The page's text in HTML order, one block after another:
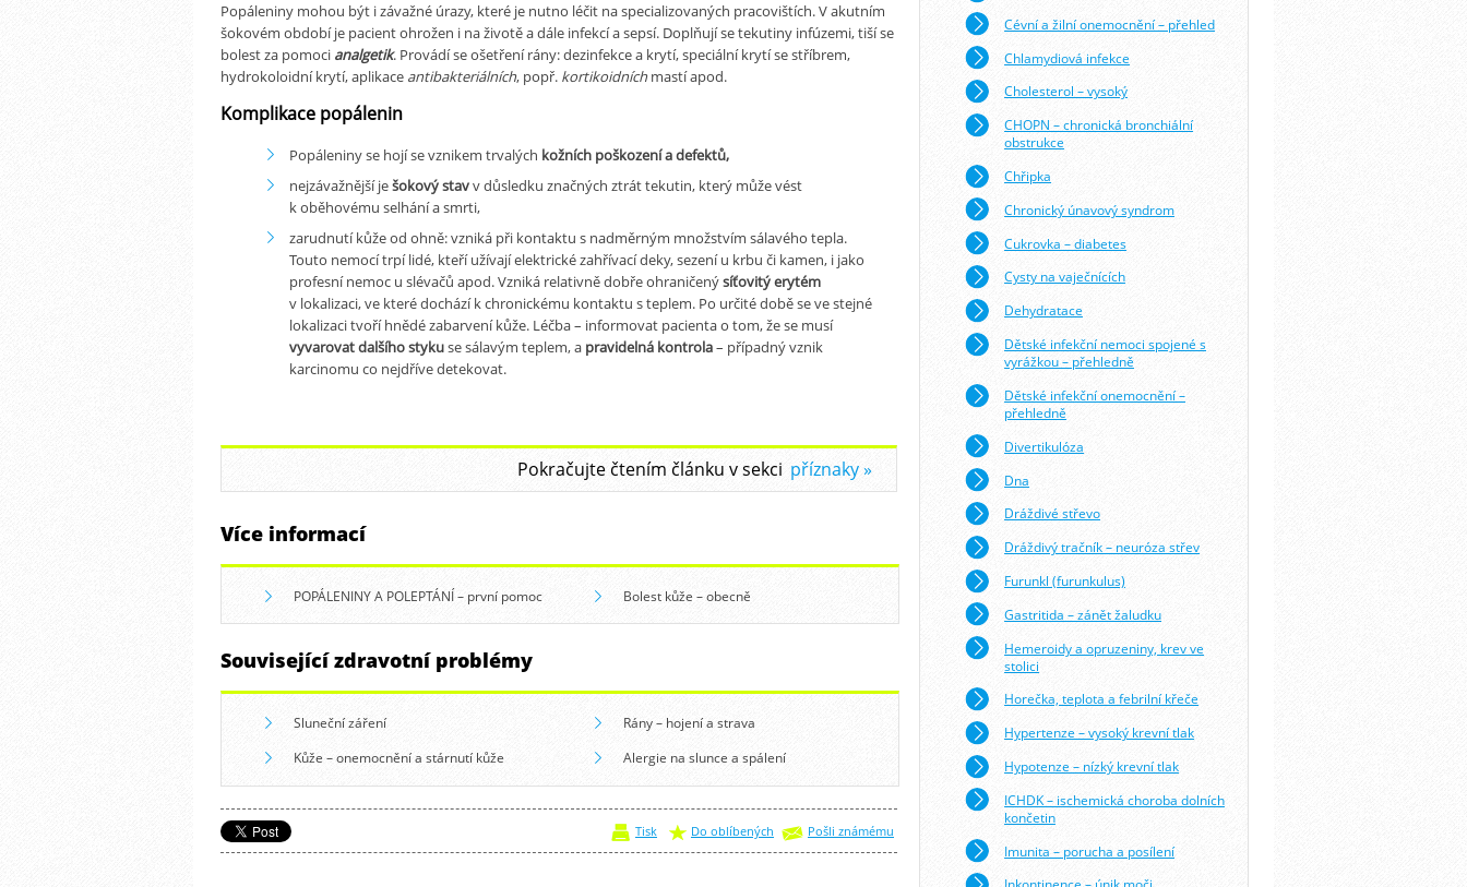
Popáleniny mohou být i závažné úrazy, které je nutno léčit na specializovaných pracovištích. V akutním
šokovém období je pacient ohrožen i na životě a dále infekcí a sepsí. Doplňují se tekutiny infúzemi, tiší se
bolest za pomoci analgetik. Provádí se ošetření rány: dezinfekce a krytí, speciální krytí se stříbrem,
hydrokoloidní krytí, aplikace antibakteriálních, popř. kortikoidníchmastí apod.
Komplikace popálenin
Popáleniny se hojí se vznikem trvalých kožních poškození a defektů,
nejzávažnější ješokový stavv důsledku značných ztrát tekutin, který může vést
k oběhovému selhání a smrti,
zarudnutí kůže od ohně: vzniká při kontaktu s nadměrným množstvím sálavého tepla.
Touto nemocí trpí lidé, kteří užívají elektrické zahřívací deky, sezení u krbu či kamen, i jako
profesní nemoc u slévačů apod. Vzniká relativně dobře ohraničenýsíťovitý erytém
v lokalizaci, ve které dochází k chronickému kontaktu s teplem. Po určité době se ve stejné
lokalizaci tvoří hnědé zabarvení kůže. Léčba – informovat pacienta o tom, že se musí
vyvarovat dalšího stykuse sálavým teplem, a pravidelná kontrola– případný vznik
karcinomu co nejdříve detekovat.
Pokračujte čtením článku v sekci příznaky
Více informací
POPÁLENINY A POLEPTÁNÍ – první pomoc Bolest kůže – obecně
Související zdravotní problémy
Sluneční záření
Rány – hojení a strava
Kůže – onemocnění a stárnutí kůže
Alergie na slunce a spálení
Tisk Do oblíbených Pošli známému
Cévní a žilní onemocnění – přehled
Chlamydiová infekce
Cholesterol – vysoký
CHOPN – chronická bronchiální
obstrukce
Chřipka
Chronický únavový syndrom
Cukrovka – diabetes
Cysty na vaječnících
Dehydratace
Dětské infekční nemoci spojené s
vyrážkou – přehledně
Dětské infekční onemocnění –
přehledně
Divertikulóza
Dna
Dráždivé střevo
Dráždivý tračník – neuróza střev
Furunkl (furunkulus)
Gastritida – zánět žaludku
Hemeroidy a opruzeniny, krev ve
stolici
Horečka, teplota a febrilní křeče
Hypertenze – vysoký krevní tlak
Hypotenze – nízký krevní tlak
ICHDK – ischemická choroba dolních
končetin
Imunita – porucha a posílení